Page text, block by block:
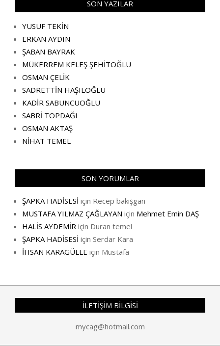
SON YAZILAR
YUSUF TEKİN
ERKAN AYDIN
ŞABAN BAYRAK
MÜKERREM KELEŞ ŞEHİTOĞLU
OSMAN ÇELİK
SADRETTİN HAŞILOĞLU
KADİR SABUNCUOĞLU
SABRİ TOPDAĞI
OSMAN AKTAŞ
NİHAT TEMEL
SON YORUMLAR
ŞAPKA HADİSESİ için Recep bakişgan
MUSTAFA YILMAZ ÇAĞLAYAN için Mehmet Emin DAŞ
HALİS AYDEMİR için Duran temel
ŞAPKA HADİSESİ için Serdar Kara
İHSAN KARAGÜLLE için Mustafa
İLETİŞİM BİLGİSİ
mycag@hotmail.com